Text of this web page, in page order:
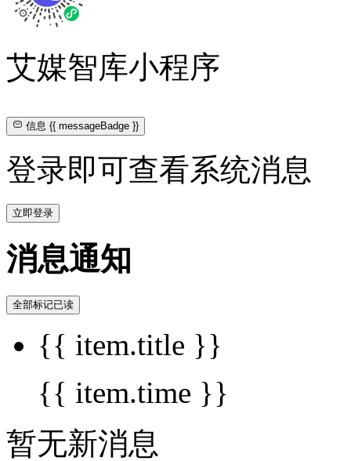
艾媒智库小程序
信息{{ messageBadge }}
登录即可查看系统消息
立即登录
消息通知
全部标记已读
{{ item.title }}
{{ item.time }}
暂无新消息